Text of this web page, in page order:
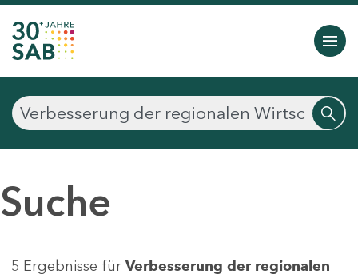
Suche
5 Ergebnisse für Verbesserung der regionalen